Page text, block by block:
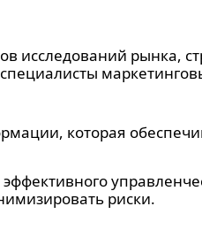
исследований рынка,
которая
риски.